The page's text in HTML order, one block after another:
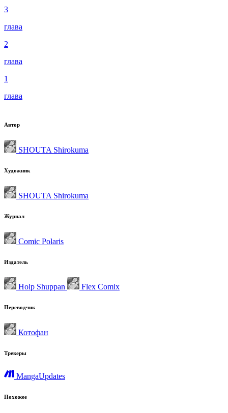
3
глава
2
глава
1
глава
Автор
SHOUTA Shirokuma
Художник
SHOUTA Shirokuma
Журнал
Comic Polaris
Издатель
Holp Shuppan Flex Comix
Переводчик
Котофан
Трекеры
MangaUpdates
Похожее